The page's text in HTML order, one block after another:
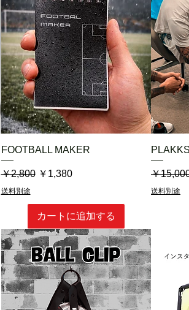
クイックビュー
FOOTBALL MAKER
通常価格
￥2,800 セール価格
￥1,380
送料別途
カートに追加する
PLAKKS
通常価格
￥
送料別途